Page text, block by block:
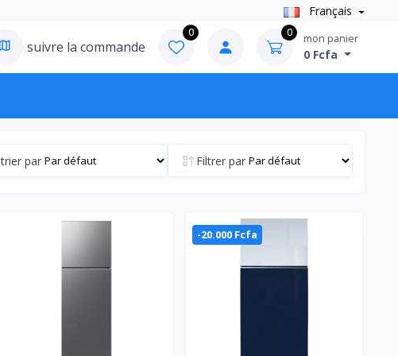
Français
suivre la commande
0 0 mon panier
0 Fcfa
trier par Filtrer par
-20.000 Fcfa